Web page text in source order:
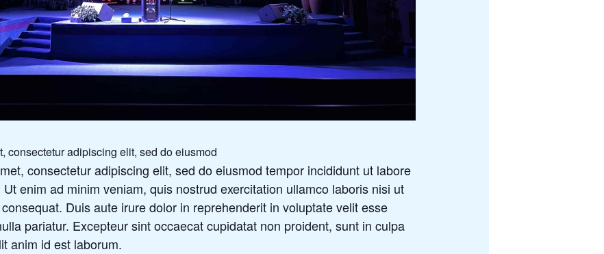
consectetur adipiscing elit, sed do eiusmod
consectetur adipiscing elit, sed do eiusmod tempor incididunt ut labore
enim ad minim veniam, quis nostrud exercitation ullamco laboris nisi ut
Duis aute irure dolor in reprehenderit in voluptate velit esse
pariatur. Excepteur sint occaecat cupidatat non proident, sunt in culpa
anim id est laborum.